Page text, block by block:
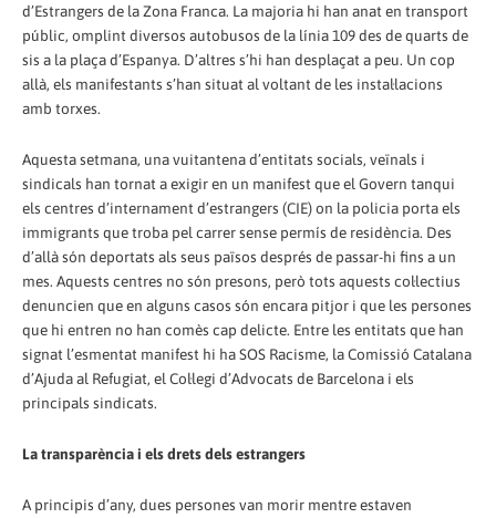
d’Estrangers de la Zona Franca. La majoria hi han anat en transport
públic, omplint diversos autobusos de la línia 109 des de quarts de
sis a la plaça d’Espanya. D’altres s’hi han desplaçat a peu. Un cop
allà, els manifestants s’han situat al voltant de les instal·lacions
amb torxes.
Aquesta setmana, una vuitantena d’entitats socials, veïnals i
sindicals han tornat a exigir en un manifest que el Govern tanqui
els centres d’internament d’estrangers (CIE) on la policia porta els
immigrants que troba pel carrer sense permís de residència. Des
d’allà són deportats als seus països després de passar-hi fins a un
mes. Aquests centres no són presons, però tots aquests col·lectius
denuncien que en alguns casos són encara pitjor i que les persones
que hi entren no han comès cap delicte. Entre les entitats que han
signat l’esmentat manifest hi ha SOS Racisme, la Comissió Catalana
d’Ajuda al Refugiat, el Col·legi d’Advocats de Barcelona i els
principals sindicats.
La transparència i els drets dels estrangers
A principis d’any, dues persones van morir mentre estaven